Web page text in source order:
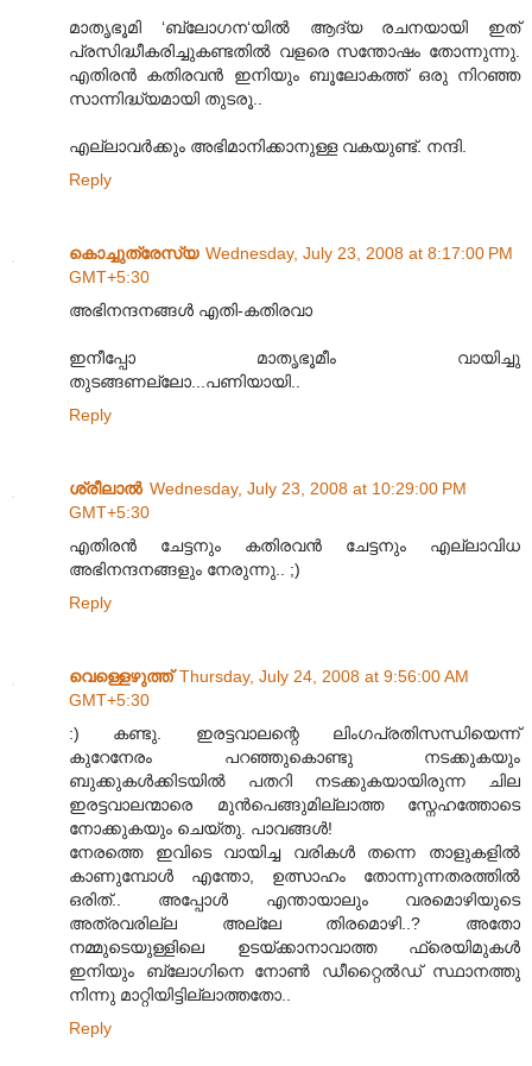
മാതൃഭൂമി ‘ബ്ലോഗന‘യില്‍ ആദ്യ രചനയായി ഇത്
പ്രസിദ്ധീകരിച്ചുകണ്ടതില്‍ വളരെ സന്തോഷം തോന്നുന്നു.
എതിരന്‍ കതിരവന്‍ ഇനിയും ബൂലോകത്ത് ഒരു നിറഞ്ഞ
സാ‍ന്നിദ്ധ്യമായി തുടരൂ..
എല്ലാവര്‍ക്കും അഭിമാനിക്കാനുള്ള വകയുണ്ട്. നന്ദി.
Reply
കൊച്ചുത്രേസ്യ Wednesday, July 23, 2008 at 8:17:00 PM
GMT+5:30
അഭിനന്ദനങ്ങള്‍ എതി-കതിരവാ
ഇനീപ്പോ മാതൃഭൂമീം വായിച്ചു
തുടങ്ങണല്ലോ...പണിയായി..
Reply
ശ്രീലാല്‍ Wednesday, July 23, 2008 at 10:29:00 PM
GMT+5:30
എതിരന്‍ ചേട്ടനും കതിരവന്‍ ചേട്ടനും എല്ലാവിധ
അഭിനന്ദനങ്ങളും നേരുന്നു.. ;)
Reply
വെള്ളെഴുത്ത് Thursday, July 24, 2008 at 9:56:00 AM
GMT+5:30
:) കണ്ടു. ഇരട്ടവാലന്റെ ലിംഗപ്രതിസന്ധിയെന്ന്
കുറേനേരം പറഞ്ഞുകൊണ്ടു നടക്കുകയും
ബുക്കുകള്‍ക്കിടയില്‍ പതറി നടക്കുകയായിരുന്ന ചില
ഇരട്ടവാലന്മാരെ മുന്‍പെങ്ങുമില്ലാത്ത സ്നേഹത്തോടെ
നോക്കുകയും ചെയ്തു. പാവങ്ങള്‍!
നേരത്തെ ഇവിടെ വായിച്ച വരികള്‍ തന്നെ താളുകളില്‍
കാണുമ്പോള്‍ എന്തോ, ഉത്സാഹം തോന്നുന്നതരത്തില്‍
ഒരിത്.. അപ്പോള്‍ എന്തായാലും വരമൊഴിയുടെ
അത്രവരില്ല അല്ലേ തിരമൊഴി..? അതോ
നമ്മുടെയുള്ളിലെ ഉടയ്ക്കാനാവാത്ത ഫ്രെയിമുകള്‍
ഇനിയും ബ്ലോഗിനെ നോണ്‍ ഡീറ്റൈല്‍ഡ് സ്ഥാനത്തു
നിന്നു മാറ്റിയിട്ടില്ലാത്തതോ..
Reply